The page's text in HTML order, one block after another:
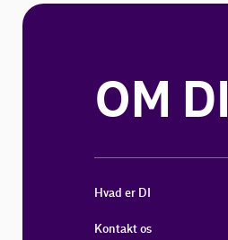
OM DI
Hvad er DI
Kontakt os